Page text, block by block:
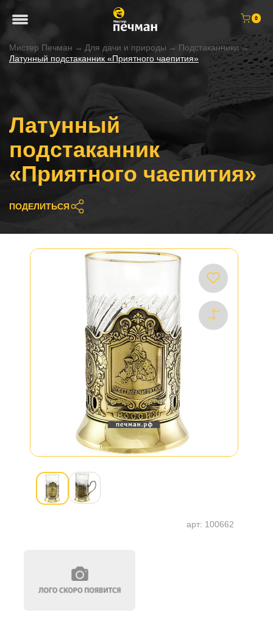
0
Мистер Печман → Для дачи и природы → Подстаканники →
Латунный подстаканник «Приятного чаепития»
Латунный
подстаканник
«Приятного чаепития»
ПОДЕЛИТЬСЯ
арт: 100662